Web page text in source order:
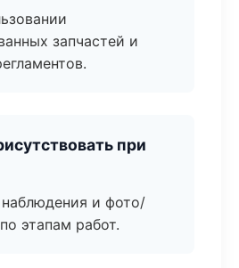
запчастей и
при
и фото/
этапам работ.